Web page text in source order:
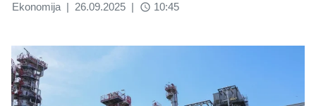
Ekonomija | 26.09.2025 | access_time 10:45